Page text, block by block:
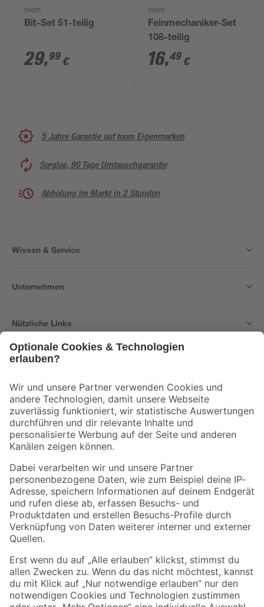
toom
Bit-Set 51-teilig
29,99 €
toom
Feinmechaniker-Set
108-teilig
16,49 €
5 Jahre Garantie auf toom Eigenmarken
Sorglos, 90 Tage Umtauschgarantie
Abholung im Markt in 2 Stunden
Wissen & Service
Unternehmen
Nützliche Links
Der toom Newsletter: Keine Angebote und Aktionen mehr verpassen!
Zur Newsletter Anmeldung
Folge uns
Zahlungsarten Versandarten
Sicher einkaufen
Jetzt die toom-App herunterladen